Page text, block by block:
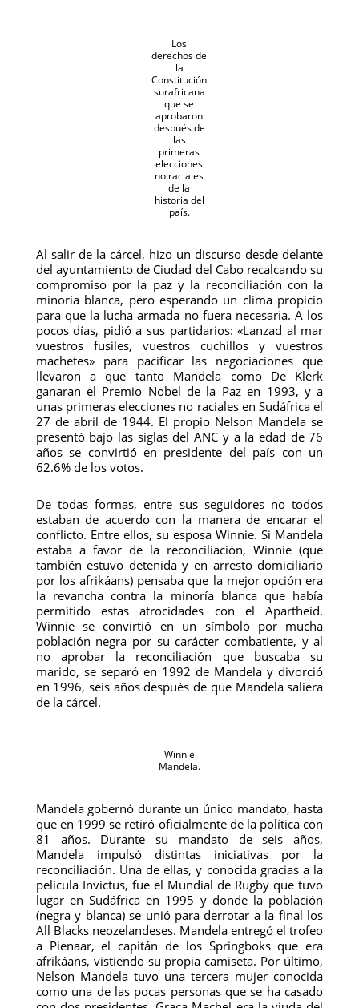
Los
derechos de
la
Constitución
surafricana
que se
aprobaron
después de
las
primeras
elecciones
no raciales
de la
historia del
país.
Al salir de la cárcel, hizo un discurso desde delante
del ayuntamiento de Ciudad del Cabo recalcando su
compromiso por la paz y la reconciliación con la
minoría blanca, pero esperando un clima propicio
para que la lucha armada no fuera necesaria. A los
pocos días, pidió a sus partidarios: «Lanzad al mar
vuestros fusiles, vuestros cuchillos y vuestros
machetes» para pacificar las negociaciones que
llevaron a que tanto Mandela como De Klerk
ganaran el Premio Nobel de la Paz en 1993, y a
unas primeras elecciones no raciales en Sudáfrica el
27 de abril de 1944. El propio Nelson Mandela se
presentó bajo las siglas del ANC y a la edad de 76
años se convirtió en presidente del país con un
62.6% de los votos.
De todas formas, entre sus seguidores no todos
estaban de acuerdo con la manera de encarar el
conflicto. Entre ellos, su esposa Winnie. Si Mandela
estaba a favor de la reconciliación, Winnie (que
también estuvo detenida y en arresto domiciliario
por los afrikáans) pensaba que la mejor opción era
la revancha contra la minoría blanca que había
permitido estas atrocidades con el Apartheid.
Winnie se convirtió en un símbolo por mucha
población negra por su carácter combatiente, y al
no aprobar la reconciliación que buscaba su
marido, se separó en 1992 de Mandela y divorció
en 1996, seis años después de que Mandela saliera
de la cárcel.
Winnie
Mandela.
Mandela gobernó durante un único mandato, hasta
que en 1999 se retiró oficialmente de la política con
81 años. Durante su mandato de seis años,
Mandela impulsó distintas iniciativas por la
reconciliación. Una de ellas, y conocida gracias a la
película Invictus, fue el Mundial de Rugby que tuvo
lugar en Sudáfrica en 1995 y donde la población
(negra y blanca) se unió para derrotar a la final los
All Blacks neozelandeses. Mandela entregó el trofeo
a Pienaar, el capitán de los Springboks que era
afrikáans, vistiendo su propia camiseta. Por último,
Nelson Mandela tuvo una tercera mujer conocida
como una de las pocas personas que se ha casado